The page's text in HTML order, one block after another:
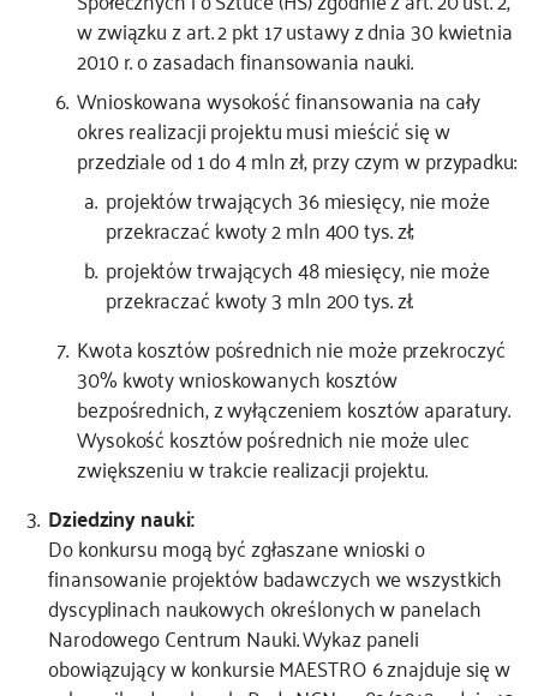
w związku z art. 2 pkt 17 ustawy z dnia 30 kwietnia
2010 r. o zasadach finansowania nauki.
Wnioskowana wysokość finansowania na cały
okres realizacji projektu musi mieścić się w
przedziale od 1 do 4 mln zł, przy czym w przypadku:
projektów trwających 36 miesięcy, nie może
przekraczać kwoty 2 mln 400 tys. zł;
projektów trwających 48 miesięcy, nie może
przekraczać kwoty 3 mln 200 tys. zł.
Kwota kosztów pośrednich nie może przekroczyć
30% kwoty wnioskowanych kosztów
bezpośrednich, z wyłączeniem kosztów aparatury.
Wysokość kosztów pośrednich nie może ulec
zwiększeniu w trakcie realizacji projektu.
Dziedziny nauki:
Do konkursu mogą być zgłaszane wnioski o
finansowanie projektów badawczych we wszystkich
dyscyplinach naukowych określonych w panelach
Narodowego Centrum Nauki. Wykaz paneli
obowiązujący w konkursie MAESTRO 6 znajduje się w